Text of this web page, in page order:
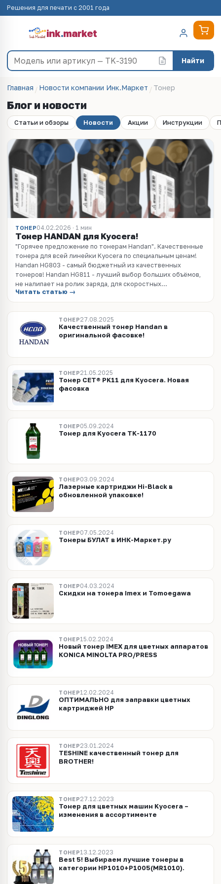
Решения для печати с 2001 года
ink.market
Найти
Главная Новости компании Инк.Маркет Тонер
Блог и новости
Статьи и обзоры Новости Акции Инструкции
ТОНЕР04.02.2026 · 1 мин
Тонер HANDAN для Kyocera!
"Горячее предложение по тонерам Handan". Качественные
тонера для всей линейки Kyocera по специальным ценам!
Handan HG803 - самый бюджетный из качественных
тонеров! Handan HG811 - лучший выбор больших объёмов,
не налипает на ролик заряда, для скоростных...
Читать статью →
ТОНЕР27.08.2025
Качественный тонер Handan в
оригинальной фасовке!
ТОНЕР21.05.2025
Тонер CET® PK11 для Kyocera. Новая
фасовка
ТОНЕР05.09.2024
Тонер для Kyocera TK-1170
ТОНЕР03.09.2024
Лазерные картриджи Hi-Black в
обновленной упаковке!
ТОНЕР07.05.2024
Тонеры БУЛАТ в ИНК-Маркет.ру
ТОНЕР04.03.2024
Скидки на тонера Imex и Tomoegawa
ТОНЕР15.02.2024
Новый тонер IMEX для цветных аппаратов
KONICA MINOLTA PRO/PRESS
ТОНЕР12.02.2024
ОПТИМАЛЬНО для заправки цветных
картриджей HP
ТОНЕР23.01.2024
TESHINE качественный тонер для
BROTHER!
ТОНЕР27.12.2023
Тонер для цветных машин Kyocera –
изменения в ассортименте
ТОНЕР13.12.2023
Best 5! Выбираем лучшие тонеры в
категории HP1010+P1005(MR1010).